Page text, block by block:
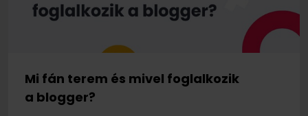
Mi fán terem és mivel foglalkozik
a blogger?